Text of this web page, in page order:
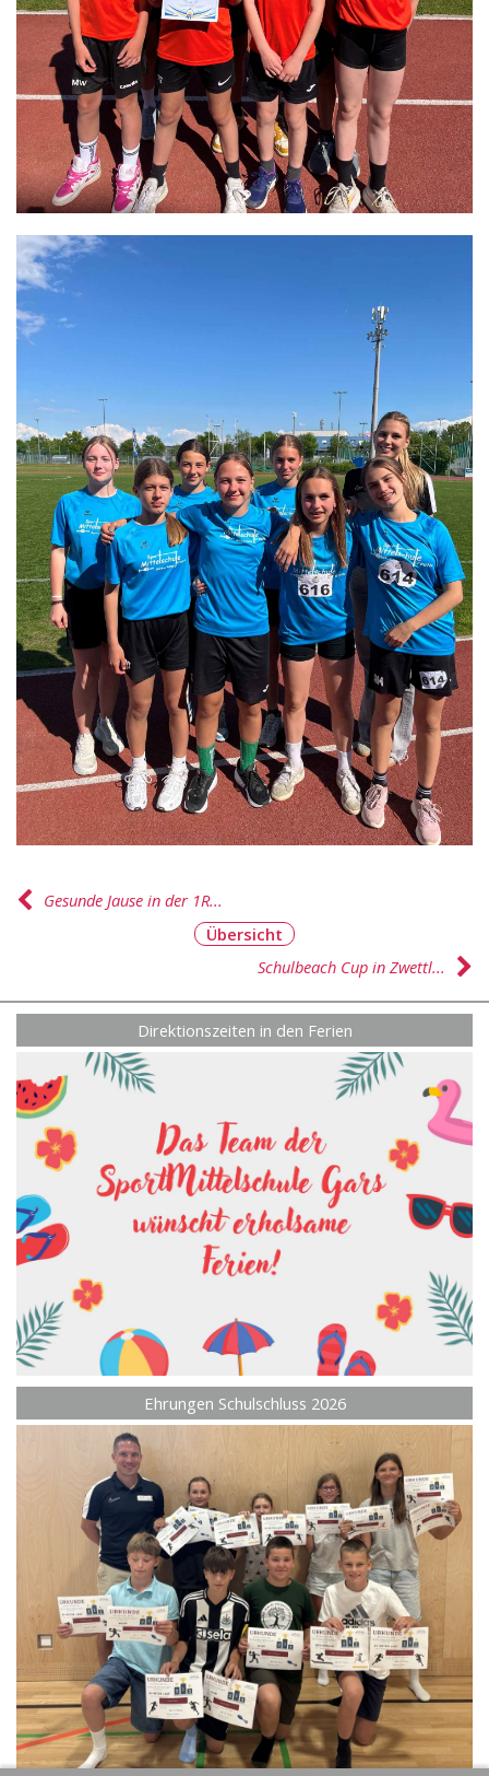
Gesunde Jause in der 1R...
Übersicht
Schulbeach Cup in Zwettl...
Direktionszeiten in den Ferien
Ehrungen Schulschluss 2026